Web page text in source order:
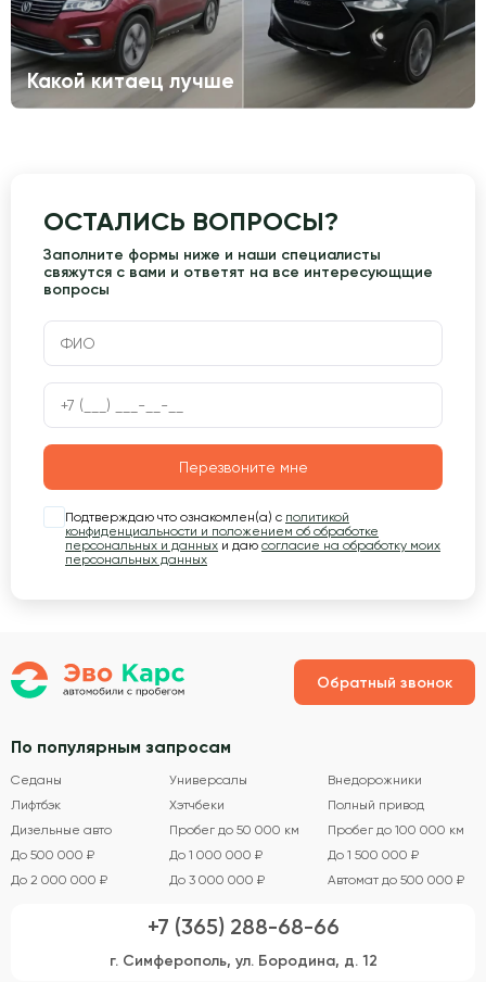
Какой китаец лучше
ОСТАЛИСЬ ВОПРОСЫ?
Заполните формы ниже и наши специалисты
свяжутся с вами и ответят на все интересующщие
вопросы
Перезвоните мне
Подтверждаю что ознакомлен(а) с политикой
конфиденциальности и положением об обработке
персональных и данных и даю согласие на обработку моих
персональных данных
Обратный звонок
По популярным запросам
Седаны Универсалы
Внедорожники
Лифтбэк
Хэтчбеки
Полный привод
Дизельные авто
Пробег до 50 000 км
Пробег до 100 000 км
До 500 000 ₽
До 1 000 000 ₽
До 1 500 000 ₽
До 2 000 000 ₽
До 3 000 000 ₽ Автомат до 500 000 ₽
+7 (365) 288-68-66
г. Симферополь, ул. Бородина, д. 12